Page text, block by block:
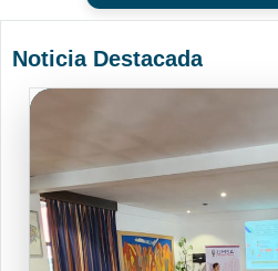
Noticia Destacada